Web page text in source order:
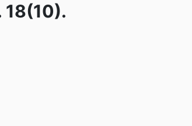
18(10).